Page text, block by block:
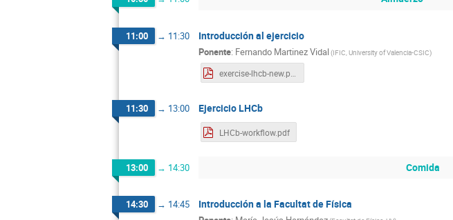
11:00 → 11:30 Introducción al ejercicio
Ponente: Fernando Martinez Vidal(IFIC, University of Valencia-CSIC)
11:30 → 13:00 Ejercicio LHCb
LHCb-workflow.pdf
13:00 → 14:30 Comida
14:30 → 14:45 Introducción a la Facultat de Física